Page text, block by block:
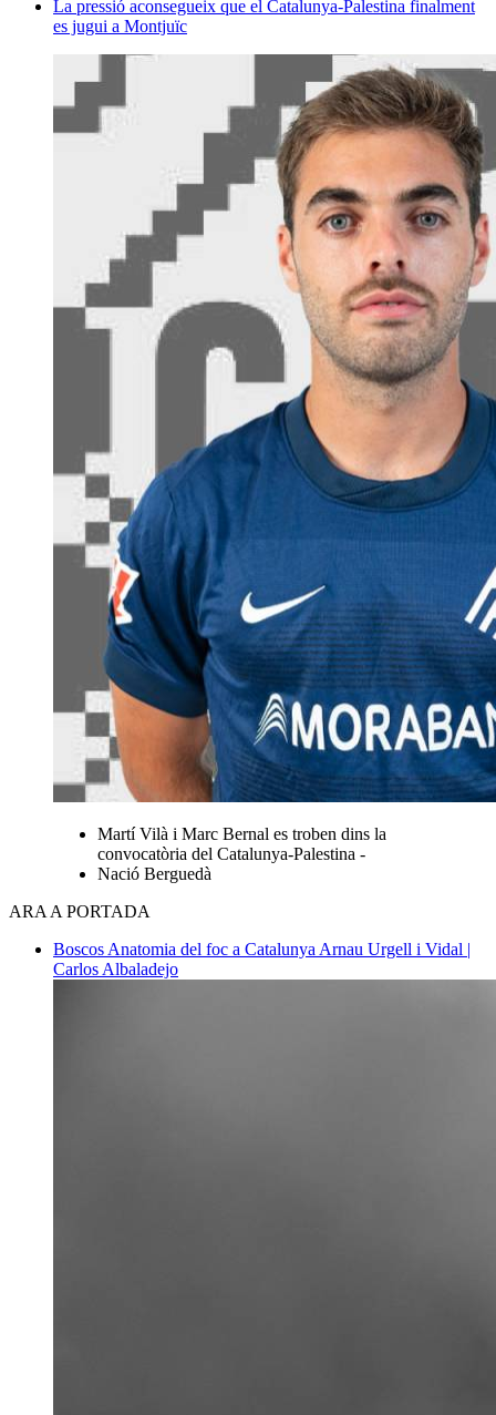
La pressió aconsegueix que el Catalunya-Palestina finalment
es jugui a Montjuïc
Martí Vilà i Marc Bernal es troben dins la
convocatòria del Catalunya-Palestina -
Nació Berguedà
ARA A PORTADA
Boscos Anatomia del foc a Catalunya Arnau Urgell i Vidal |
Carlos Albaladejo